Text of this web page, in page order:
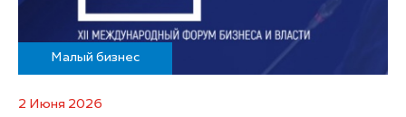
Малый бизнес
2 Июня 2026